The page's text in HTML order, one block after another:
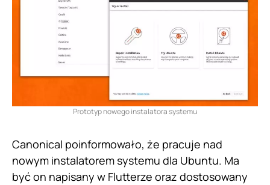
Prototyp nowego instalatora systemu
Canonical poinformowało, że pracuje nad
nowym instalatorem systemu dla Ubuntu. Ma
być on napisany w Flutterze oraz dostosowany